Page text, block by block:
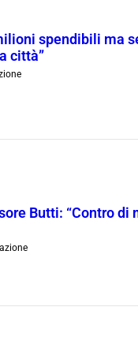
spendibili ma
città”
Butti: “Contro